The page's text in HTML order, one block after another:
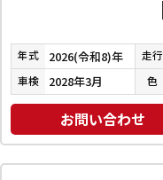
年式 2026(令和8)年 走行
車検 2028年3月 色
お問い合わせ